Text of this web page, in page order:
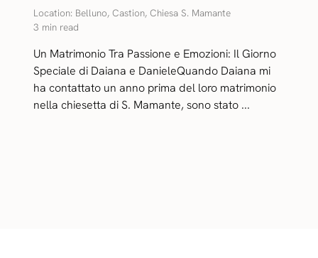
Location: Belluno,Castion,Chiesa S. Mamante
3 min read
Un Matrimonio Tra Passione e Emozioni: Il Giorno
Speciale di Daiana e DanieleQuando Daiana mi
ha contattato un anno prima del loro matrimonio
nella chiesetta di S. Mamante, sono stato ...